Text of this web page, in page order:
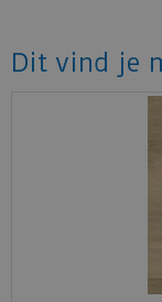
Dit vind je